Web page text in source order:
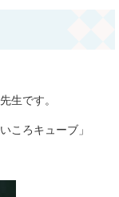
生です。
ころキューブ」